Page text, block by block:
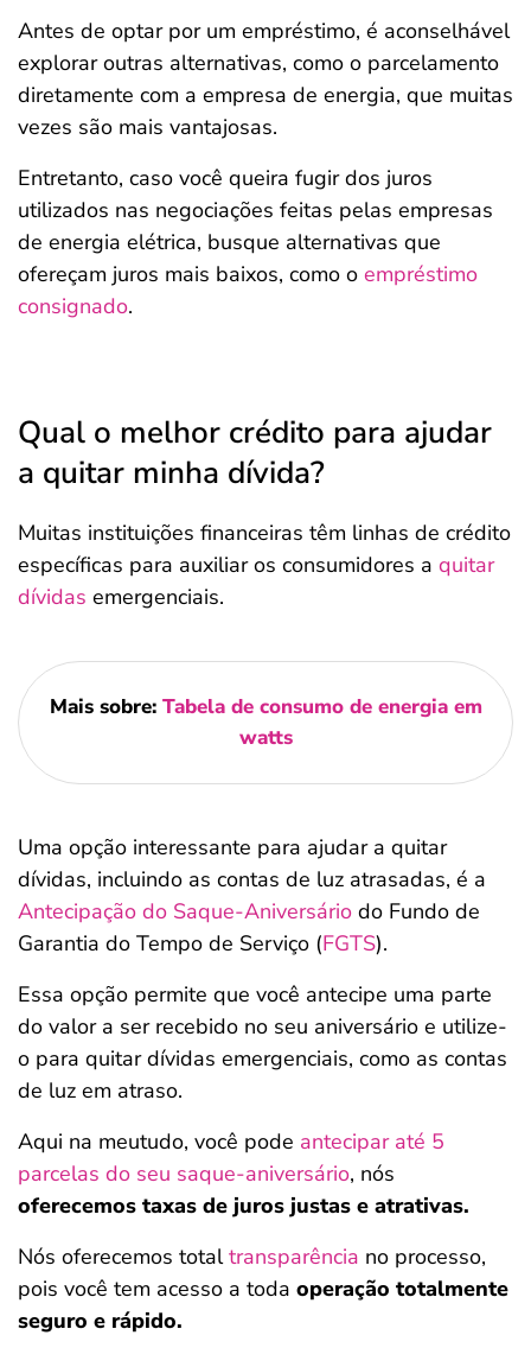
Antes de optar por um empréstimo, é aconselhável
explorar outras alternativas, como o parcelamento
diretamente com a empresa de energia, que muitas
vezes são mais vantajosas.
Entretanto, caso você queira fugir dos juros
utilizados nas negociações feitas pelas empresas
de energia elétrica, busque alternativas que
ofereçam juros mais baixos, como o empréstimo
consignado.
Qual o melhor crédito para ajudar
a quitar minha dívida?
Muitas instituições financeiras têm linhas de crédito
específicas para auxiliar os consumidores a quitar
dívidas emergenciais.
Mais sobre: Tabela de consumo de energia em
watts
Uma opção interessante para ajudar a quitar
dívidas, incluindo as contas de luz atrasadas, é a
Antecipação do Saque-Aniversário do Fundo de
Garantia do Tempo de Serviço (FGTS).
Essa opção permite que você antecipe uma parte
do valor a ser recebido no seu aniversário e utilize-
o para quitar dívidas emergenciais, como as contas
de luz em atraso.
Aqui na meutudo, você pode antecipar até 5
parcelas do seu saque-aniversário, nós
oferecemos taxas de juros justas e atrativas.
Nós oferecemos totaltransparência no processo,
pois você tem acesso a toda operação totalmente
seguro e rápido.